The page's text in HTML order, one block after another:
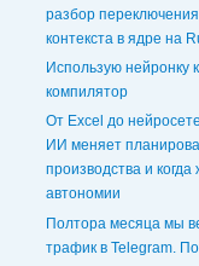
разбор переключения
контекста в ядре на
Использую нейронку
компилятор
От Excel до
ИИ меняет
производства и когда
автономии
Полтора месяца мы
трафик в Telegram.